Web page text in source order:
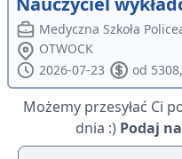
Medyczna Szkoła
OTWOCK
2026-07-23
od
Możemy przesyłać Ci
dnia :) Podaj